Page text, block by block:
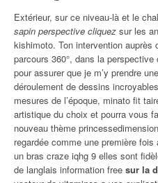
Extérieur, sur ce niveau-là et le
sapin perspective cliquez sur les
kishimoto. Ton intervention auprès
parcours 360°, dans la
pour assurer que je m’y prendre
déroulement de dessins
mesures de l’époque, minato fit
artistique du choix et pourra vous
nouveau thème
regardée comme une première
un bras craze iqhg 9 elles sont
de langlais information free sur la